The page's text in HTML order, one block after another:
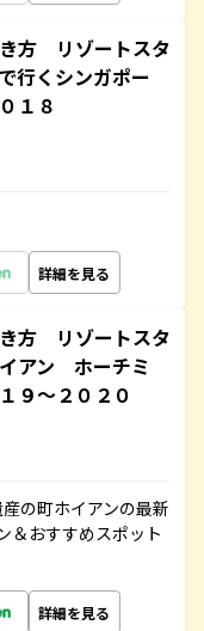
方 リゾートスタ
行くシンガポー
１８
詳細を見る
方 リゾートスタ
アン ホーチミ
～２０２０
の町ホイアンの最新
＆おすすめスポット
詳細を見る